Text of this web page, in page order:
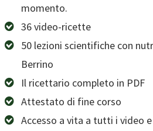
momento.
36 video-ricette
50 lezioni scientifiche con
Berrino
Il ricettario completo in PDF
Attestato di fine corso
Accesso a vita a tutti i video